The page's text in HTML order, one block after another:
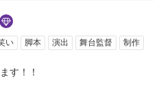
い 脚本 演出 舞台監督
制作
す！！